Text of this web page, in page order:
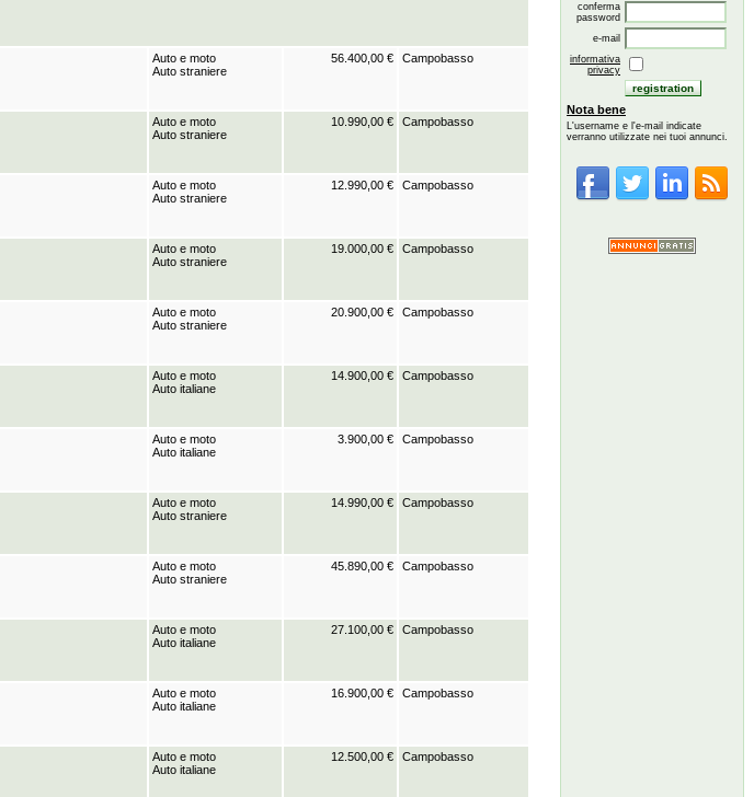
Auto e moto
Auto straniere
56.400,00 € Campobasso
Auto e moto
Auto straniere
10.990,00 € Campobasso
Auto e moto
Auto straniere
12.990,00 € Campobasso
Auto e moto
Auto straniere
19.000,00 € Campobasso
Auto e moto
Auto straniere
20.900,00 € Campobasso
Auto e moto
Auto italiane
14.900,00 € Campobasso
Auto e moto
Auto italiane
3.900,00 € Campobasso
Auto e moto
Auto straniere
14.990,00 € Campobasso
Auto e moto
Auto straniere
45.890,00 € Campobasso
Auto e moto
Auto italiane
27.100,00 € Campobasso
Auto e moto
Auto italiane
16.900,00 € Campobasso
Auto e moto
Auto italiane
12.500,00 € Campobasso
conferma
password
e-mail
informativa
privacy
Nota bene
L'username e l'e-mail indicate
verranno utilizzate nei tuoi annunci.